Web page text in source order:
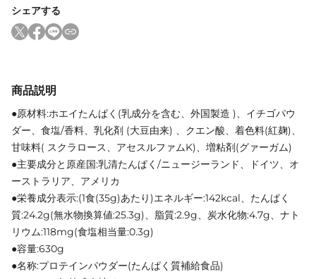
シェアする
商品説明
●原材料:ホエイたんぱく(乳成分を含む、外国製造 )、イチゴパウ
ダー、食塩/香料、乳化剤 (大豆由来) 、クエン酸、着色料(紅麹)、
甘味料( スクラロース、アセスルファムK)、増粘剤(グァーガム)
●主要成分と原産国:乳清たんぱく/ニュージーランド、ドイツ、オ
ーストラリア、アメリカ
●栄養成分表示:(1食(35g)あたり)エネルギー:142kcal、たんぱく
質:24.2g(無水物換算値:25.3g)、脂質:2.9g、炭水化物:4.7g、ナト
リウム:118mg(食塩相当量:0.3g)
●容量:630g
●名称:プロテインパウダー(たんぱく質補給食品)